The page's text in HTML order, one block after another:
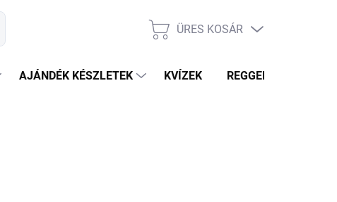
KOSÁR
ÜRES KOSÁR
AJÁNDÉK KÉSZLETEK KVÍZEK REGGELI PRÓFÉTA